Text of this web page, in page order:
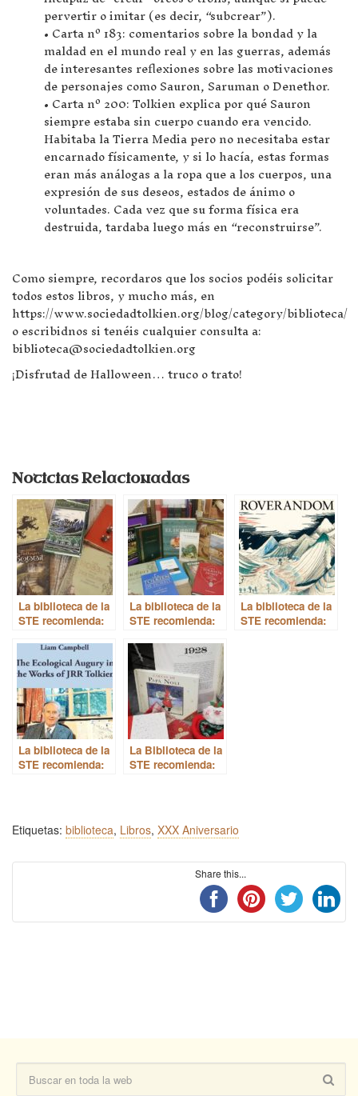
pervertir o imitar (es decir, “subcrear”).
• Carta nº 183: comentarios sobre la bondad y la
maldad en el mundo real y en las guerras, además
de interesantes reflexiones sobre las motivaciones
de personajes como Sauron, Saruman o Denethor.
• Carta nº 200: Tolkien explica por qué Sauron
siempre estaba sin cuerpo cuando era vencido.
Habitaba la Tierra Media pero no necesitaba estar
encarnado físicamente, y si lo hacía, estas formas
eran más análogas a la ropa que a los cuerpos, una
expresión de sus deseos, estados de ánimo o
voluntades. Cada vez que su forma física era
destruida, tardaba luego más en “reconstruirse”.
Como siempre, recordaros que los socios podéis solicitar
todos estos libros, y mucho más, en
https://www.sociedadtolkien.org/blog/category/biblioteca/
o escribidnos si tenéis cualquier consulta a:
biblioteca@sociedadtolkien.org
¡Disfrutad de Halloween… truco o trato!
Noticias Relacionadas
La biblioteca de la
STE recomienda:
hobbits
La biblioteca de la
STE recomienda:
¡dragones!
La biblioteca de la
STE recomienda:
La biblioteca de la
STE recomienda:
La Biblioteca de la
STE recomienda:
Etiquetas: biblioteca, Libros, XXX Aniversario
Share this...